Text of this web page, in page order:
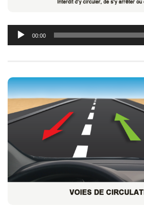
Lecteur
audio
00:00